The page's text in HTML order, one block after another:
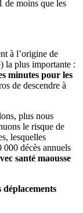
de moins que les
à l’origine de
la plus importante :
minutes pour les
de descendre à
plus nous
le risque de
lesquelles
000 décès annuels
santé maousse
déplacements